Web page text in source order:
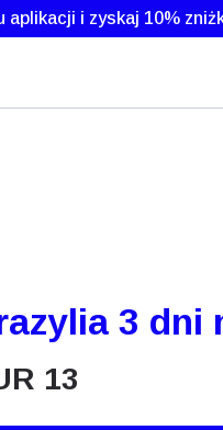
aplikacji i zyskaj 10%
3 dni
13